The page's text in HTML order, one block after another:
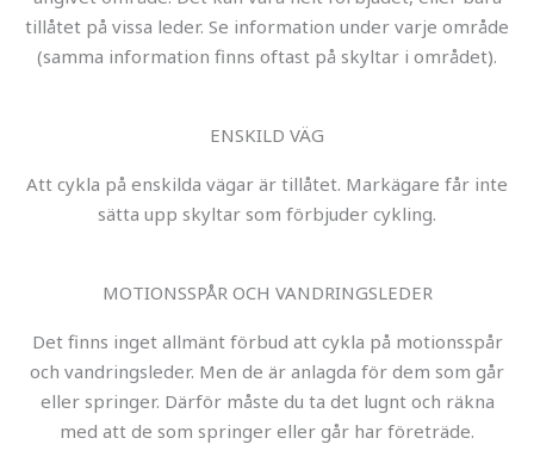
tillåtet på vissa leder. Se information under varje område
(samma information finns oftast på skyltar i området).
ENSKILD VÄG
Att cykla på enskilda vägar är tillåtet. Markägare får inte
sätta upp skyltar som förbjuder cykling.
MOTIONSSPÅR OCH VANDRINGSLEDER
Det finns inget allmänt förbud att cykla på motionsspår
och vandringsleder. Men de är anlagda för dem som går
eller springer. Därför måste du ta det lugnt och räkna
med att de som springer eller går har företräde.